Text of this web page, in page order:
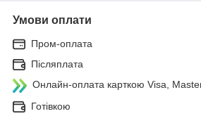
Умови оплати
Пром-оплата
Післяплата
Онлайн-оплата карткою Visa,
Готівкою